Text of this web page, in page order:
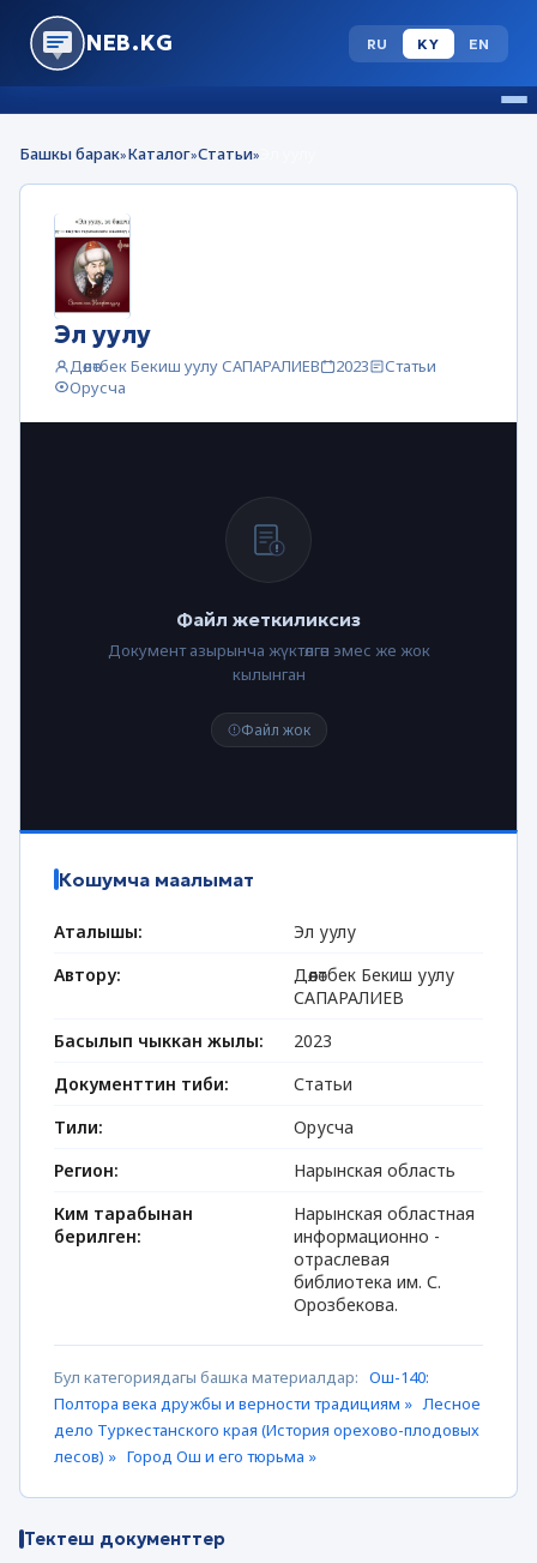
NEB.KG RU KY EN
Башкы барак»Каталог»Статьи»
Эл уулу
Дөөлөтбек Бекиш уулу САПАРАЛИЕВ 2023
Статьи
Орусча
Файл жеткиликсиз
Документ азырынча жүктөлгөн эмес же жок
кылынган
Файл жок
Кошумча маалымат
Аталышы:
Эл уулу
Автору:
Дөөлөтбек Бекиш уулу
САПАРАЛИЕВ
Басылып чыккан жылы:
2023
Документтин тиби:
Статьи
Тили:
Орусча
Регион:
Нарынская область
Ким тарабынан
берилген:
Нарынская областная
информационно -
отраслевая
библиотека им. С.
Орозбекова.
Бул категориядагы башка материалдар: Ош-140:
Полтора века дружбы и верности традициям » Лесное
дело Туркестанского края (История орехово-плодовых
лесов) » Город Ош и его тюрьма »
Тектеш документтер